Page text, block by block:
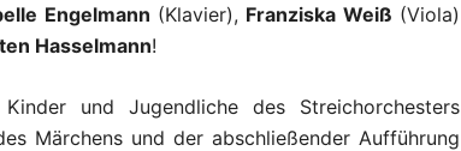
Engelmann (Klavier), Franziska Weiß (Viola)
Hasselmann!
und Jugendliche des Streichorchesters
Märchens und der abschließender Aufführung